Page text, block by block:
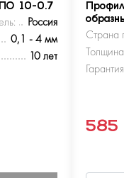
10-0.7
Россия
0,1 - 4 мм
10 лет
Страна